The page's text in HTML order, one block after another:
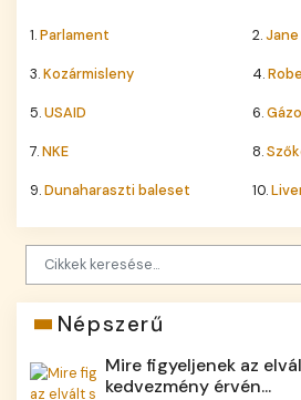
1.Parlament 2.
3.Kozármisleny 4.
5.USAID 6.
7.NKE 8.
9.Dunaharaszti baleset 10.
Népszerű
Mire figyeljenek az
kedvezmény érvén...